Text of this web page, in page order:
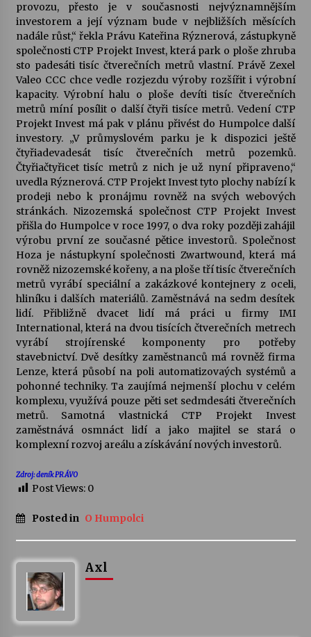
Letní koncerty ve Stromovce: Kolchoz a
Jenakaši
28. 7. 2026
Votavžatský ploty
23. 7. 2026
Letní koncerty ve Stromovce: Rufus Miller
22. 7. 2026
Vysočinka
17. 7. 2026
Ozvěny prázdnin
14. 7. 2026
Za kulturou kousek za Humpolec. V Želivě ožije
odkaz Josefa Čapka
13. 7. 2026
Varhanní recitál Michala Novenka v Klášteře
Želiv
3. 7. 2026
provozu, přesto je v současnosti nejvýznamnějším
investorem a její význam bude v nejbližších měsících
nadále růst,“ řekla Právu Kateřina Rýznerová, zástupkyně
společnosti CTP Projekt Invest, která park o ploše zhruba
sto padesáti tisíc čtverečních metrů vlastní. Právě Zexel
Valeo CCC chce vedle rozjezdu výroby rozšířit i výrobní
kapacity. Výrobní halu o ploše devíti tisíc čtverečních
metrů míní posílit o další čtyři tisíce metrů. Vedení CTP
Projekt Invest má pak v plánu přivést do Humpolce další
investory. „V průmyslovém parku je k dispozici ještě
čtyřiadevadesát tisíc čtverečních metrů pozemků.
Čtyřiačtyřicet tisíc metrů z nich je už nyní připraveno,“
uvedla Rýznerová. CTP Projekt Invest tyto plochy nabízí k
prodeji nebo k pronájmu rovněž na svých webových
stránkách. Nizozemská společnost CTP Projekt Invest
přišla do Humpolce v roce 1997, o dva roky později zahájil
výrobu první ze současné pětice investorů. Společnost
Hoza je nástupkyní společnosti Zwartwound, která má
rovněž nizozemské kořeny, a na ploše tří tisíc čtverečních
metrů vyrábí speciální a zakázkové kontejnery z oceli,
hliníku i dalších materiálů. Zaměstnává na sedm desítek
lidí. Přibližně dvacet lidí má práci u firmy IMI
International, která na dvou tisících čtverečních metrech
vyrábí strojírenské komponenty pro potřeby
stavebnictví. Dvě desítky zaměstnanců má rovněž firma
Lenze, která působí na poli automatizovaých systémů a
pohonné techniky. Ta zaujímá nejmenší plochu v celém
komplexu, využívá pouze pěti set sedmdesáti čtverečních
metrů. Samotná vlastnická CTP Projekt Invest
zaměstnává osmnáct lidí a jako majitel se stará o
komplexní rozvoj areálu a získávání nových investorů.
Zdroj: deník PRÁVO
Post Views: 0
Posted in O Humpolci
Axl